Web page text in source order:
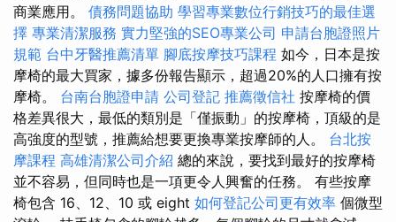
商業應用。 債務問題協助 學習專業數位行銷技巧的最佳選
擇 專業清潔服務 實力堅強的SEO專業公司 申請台胞證照片
規範 台中牙醫推薦清單 腳底按摩技巧課程 如今，日本是按
摩椅的最大買家，據多份報告顯示，超過20%的人口擁有按
摩椅。 台南台胞證申請 公司登記 推薦徵信社 按摩椅的價
格差異很大，最低的類別是「僅振動」的按摩椅，頂級的是
高強度的型號，推薦給想要更換專業按摩師的人。 台北按
摩課程 高雄清潔公司介紹 總的來說，要找到最好的按摩椅
並不容易，但同時也是一項更令人興奮的任務。 有些按摩
椅包含 16、12、10 或 eight 如何登記公司更有效率 個微型